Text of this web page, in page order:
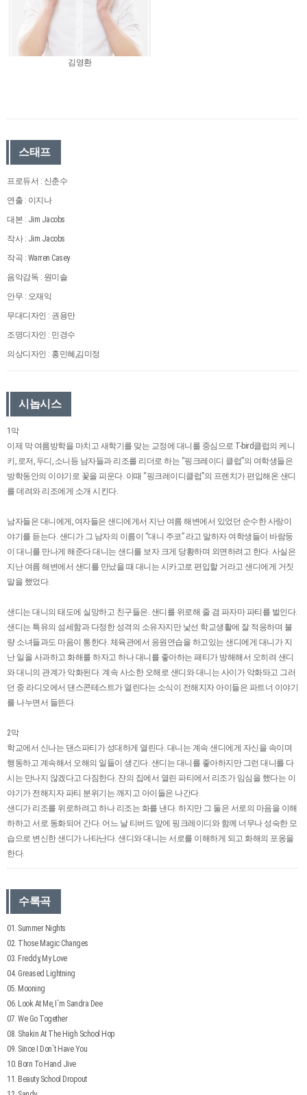
김영환
스태프
프로듀서 : 신춘수
연출 : 이지나
대본 : Jim Jacobs
작사 : Jim Jacobs
작곡 : Warren Casey
음악감독 : 원미솔
안무 : 오재익
무대디자인 : 권용만
조명디자인 : 민경수
의상디자인 : 홍민혜,김미정
시놉시스
1막
이제 막 여름방학을 마치고 새학기를 맞는 교정에 대니를 중심으로 T-bird클럽의 케니
키, 로저, 두디, 소니등 남자들과 리조를 리더로 하는 “핑크레이디 클럽”의 여학생들은
방학동안의 이야기로 꽃을 피운다. 이때 “핑크레이디클럽”의 프렌치가 편입해온 샌디
를 데려와 리조에게 소개 시킨다.
남자들은 대니에게, 여자들은 샌디에게서 지난 여름 해변에서 있었던 순수한 사랑이
야기를 듣는다. 샌디가 그 남자의 이름이 “대니 주코” 라고 말하자 여학생들이 바람둥
이 대니를 만나게 해준다.대니는 샌디를 보자 크게 당황하며 외면하려고 한다. 사실은
지난 여름 해변에서 샌디를 만났을 때 대니는 시카고로 편입할 거라고 샌디에게 거짓
말을 했었다.
샌디는 대니의 태도에 실망하고 친구들은. 샌디를 위로해 줄 겸 파자마 파티를 벌인다.
샌디는 특유의 섬세함과 다정한 성격의 소유자지만 낯선 학교생활에 잘 적응하며 불
량 소녀들과도 마음이 통한다. 체육관에서 응원연습을 하고있는 샌디에게 대니가 지
난 일을 사과하고 화해를 하자고 하나 대니를 좋아하는 패티가 방해해서 오히려 샌디
와 대니의 관계가 악화된다. 계속 사소한 오해로 샌디와 대니는 사이가 악화돠고 그러
던 중 라디오에서 댄스콘테스트가 열린다는 소식이 전해지자 아이들은 파트너 이야기
를 나누면서 들뜬다.
2막
학교에서 신나는 댄스파티가 성대하게 열린다. 대니는 계속 샌디에게 자신을 속이며
행동하고 계속해서 오해의 일들이 생긴다. 샌디는 대니를 좋아하지만 그런 대니를 다
시는 만나지 않겠다고 다짐한다. 쟌의 집에서 열린 파티에서 리조가 임심을 했다는 이
야기가 전해지자 파티 분위기는 깨지고 아이들은 나간다.
샌디가 리조를 위로하려고 하나 리조는 화를 낸다. 하지만 그 둘은 서로의 마음을 이해
하하고 서로 동화되어 간다. 어느 날 티버드 앞에 핑크레이디와 함께 너무나 성숙한 모
습으로 변신한 샌디가 나타난다. 샌디와 대니는 서로를 이해하게 되고 화해의 포옹을
한다.
수록곡
01. Summer Nights
02. Those Magic Changes
03. Freddy, My Love
04. Greased Lightning
05. Mooning
06. Look At Me, I`m Sandra Dee
07. We Go Together
08. Shakin At The High School Hop
09. Since I Don`t Have You
10. Born To Hand Jive
11. Beauty School Dropout